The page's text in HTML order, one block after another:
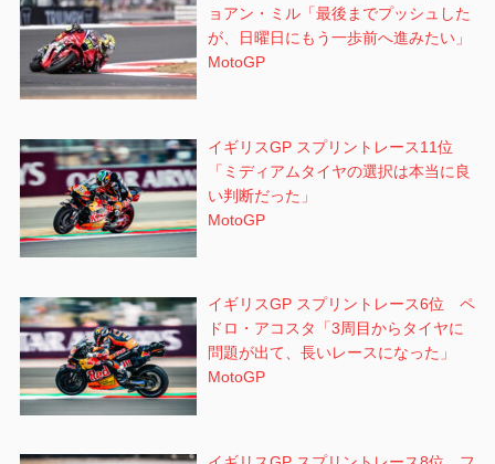
ョアン・ミル「最後までプッシュした
が、日曜日にもう一歩前へ進みたい」
MotoGP
イギリスGP スプリントレース11位
「ミディアムタイヤの選択は本当に良
い判断だった」
MotoGP
イギリスGP スプリントレース6位 ペ
ドロ・アコスタ「3周目からタイヤに
問題が出て、長いレースになった」
MotoGP